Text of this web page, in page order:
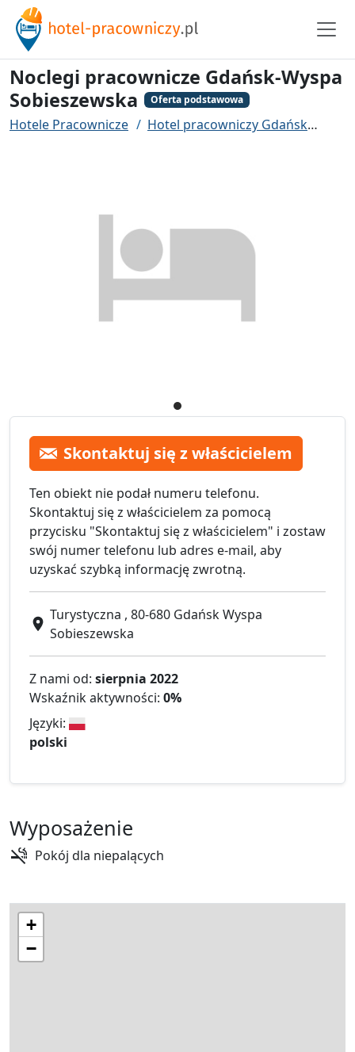
Noclegi pracownicze Gdańsk-Wyspa
Sobieszewska
Oferta podstawowa
Hotele Pracownicze Hotel pracowniczy Gdańsk
Skontaktuj się z właścicielem
Ten obiekt nie podał numeru telefonu.
Skontaktuj się z właścicielem za pomocą
przycisku "Skontaktuj się z właścicielem" i zostaw
swój numer telefonu lub adres e-mail, aby
uzyskać szybką informację zwrotną.
Turystyczna , 80-680 Gdańsk Wyspa
Sobieszewska
Z nami od: sierpnia 2022
Wskaźnik aktywności: 0%
Języki:
polski
Wyposażenie
Pokój dla niepalących
+
−